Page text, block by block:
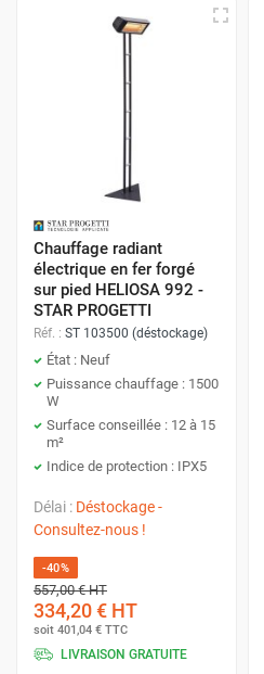
Chauffage radiant
électrique en fer forgé
sur pied HELIOSA 992 -
STAR PROGETTI
Réf. : ST 103500 (déstockage)
État : Neuf
Puissance chauffage : 1500
W
Surface conseillée : 12 à 15
m²
Indice de protection : IPX5
Délai : Déstockage -
Consultez-nous !
-40%
557,00 €HT
334,20 € HT
soit 401,04 € TTC
LIVRAISON GRATUITE